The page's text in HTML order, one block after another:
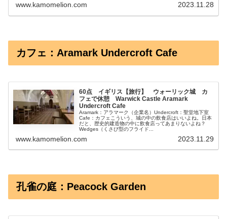
www.kamomelion.com 2023.11.28
カフェ：Aramark Undercroft Cafe
60点 イギリス【旅行】 ウォーリック城 カ
フェで休憩 Warwick Castle Aramark
Undercroft Cafe
Aramark：アラマーク（企業名）Undercroft：聖堂地下室
Cafe：カフェこういう、城の中の飲食店はいいよね。日本
だと、歴史的建造物の中に飲食店ってあまりないよね？
Wedges（くさび型のフライド...
www.kamomelion.com 2023.11.29
孔雀の庭：Peacock Garden